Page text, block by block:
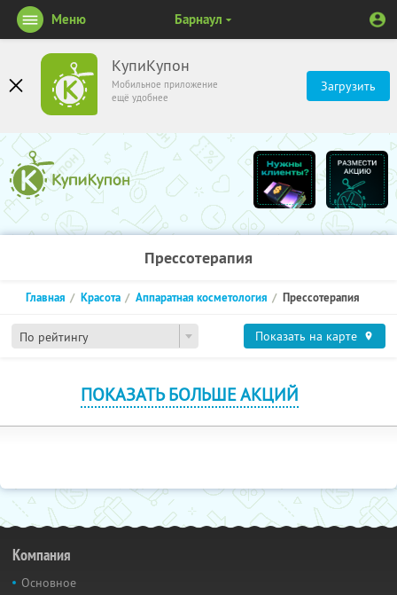
КупиКупон
Мобильное приложение
ещё удобнее
Загрузить
Меню Барнаул
Прессотерапия
По рейтингу
Главная Красота Аппаратная косметология Прессотерапия
Показать на карте
ПОКАЗАТЬ БОЛЬШЕ АКЦИЙ
Компания
Основное